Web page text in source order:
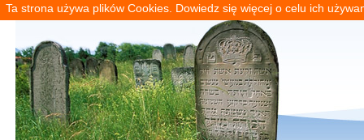
Ta strona używa plików Cookies. Dowiedz się więcej o celu ich